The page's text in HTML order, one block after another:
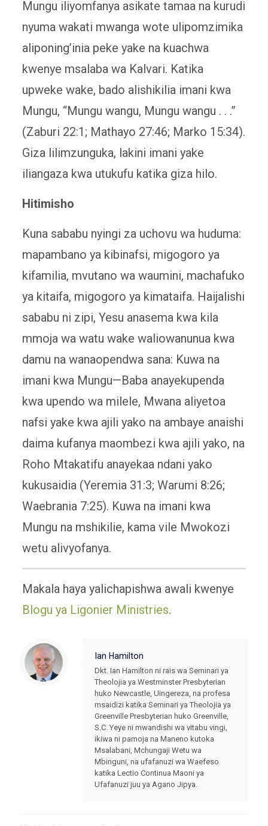
Mungu iliyomfanya asikate tamaa na kurudi
nyuma wakati mwanga wote ulipomzimika
aliponing’inia peke yake na kuachwa
kwenye msalaba wa Kalvari. Katika
upweke wake, bado alishikilia imani kwa
Mungu, “Mungu wangu, Mungu wangu . . .”
(Zaburi 22:1; Mathayo 27:46; Marko 15:34).
Giza lilimzunguka, lakini imani yake
iliangaza kwa utukufu katika giza hilo.
Hitimisho
Kuna sababu nyingi za uchovu wa huduma:
mapambano ya kibinafsi, migogoro ya
kifamilia, mvutano wa waumini, machafuko
ya kitaifa, migogoro ya kimataifa. Haijalishi
sababu ni zipi, Yesu anasema kwa kila
mmoja wa watu wake waliowanunua kwa
damu na wanaopendwa sana: Kuwa na
imani kwa Mungu—Baba anayekupenda
kwa upendo wa milele, Mwana aliyetoa
nafsi yake kwa ajili yako na ambaye anaishi
daima kufanya maombezi kwa ajili yako, na
Roho Mtakatifu anayekaa ndani yako
kukusaidia (Yeremia 31:3; Warumi 8:26;
Waebrania 7:25). Kuwa na imani kwa
Mungu na mshikilie, kama vile Mwokozi
wetu alivyofanya.
Makala haya yalichapishwa awali kwenye
Blogu ya Ligonier Ministries.
Ian Hamilton
Dkt. Ian Hamilton ni rais wa Seminari ya
Theolojia ya Westminster Presbyterian
huko Newcastle, Uingereza, na profesa
msaidizi katika Seminari ya Theolojia ya
Greenville Presbyterian huko Greenville,
S.C. Yeye ni mwandishi wa vitabu vingi,
ikiwa ni pamoja na Maneno kutoka
Msalabani, Mchungaji Wetu wa
Mbinguni, na ufafanuzi wa Waefeso
katika Lectio Continua Maoni ya
Ufafanuzi juu ya Agano Jipya.